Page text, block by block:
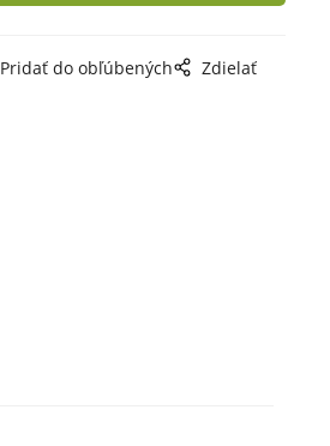
Pridať do obľúbených Zdielať